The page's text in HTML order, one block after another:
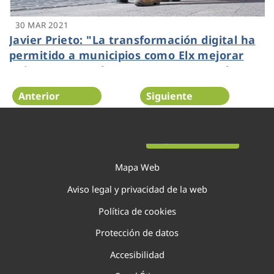
30 MAR 2021
Javier Prieto: "La transformación digital ha
permitido a municipios como Elx mejorar
quince puntos el agua que se aprovecha en
menos de veinte años"
Anterior Siguiente
Mapa Web
Aviso legal y privacidad de la web
Política de cookies
Protección de datos
Accesibilidad